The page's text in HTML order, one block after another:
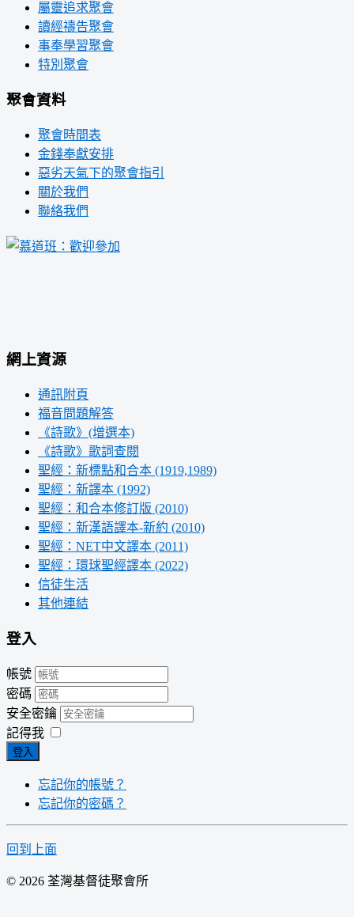
屬靈追求聚會
讀經禱告聚會
事奉學習聚會
特別聚會
聚會資料
聚會時間表
金錢奉獻安排
惡劣天氣下的聚會指引
關於我們
聯絡我們
網上資源
通訊附頁
福音問題解答
《詩歌》(增選本)
《詩歌》歌詞查閱
聖經：新標點和合本 (1919,1989)
聖經：新譯本 (1992)
聖經：和合本修訂版 (2010)
聖經：新漢語譯本-新約 (2010)
聖經：NET中文譯本 (2011)
聖經：環球聖經譯本 (2022)
信徒生活
其他連結
登入
帳號
密碼
安全密鑰
記得我
登入
忘記你的帳號？
忘記你的密碼？
回到上面
© 2026 荃灣基督徒聚會所